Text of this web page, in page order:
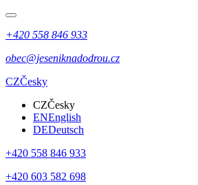
+420 558 846 933
obec@jeseniknadodrou.cz
CZČesky
CZČesky
ENEnglish
DEDeutsch
+420 558 846 933
+420 603 582 698